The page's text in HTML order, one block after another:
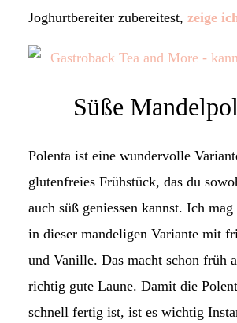
Joghurtbereiter zubereitest, zeige
Süße
Polenta ist eine wundervolle
glutenfreies Frühstück, das du
auch süß geniessen kannst. Ich
in dieser mandeligen Variante mit
und Vanille. Das macht schon früh
richtig gute Laune. Damit die
schnell fertig ist, ist es wichtig